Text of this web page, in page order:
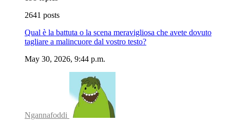
2641 posts
Qual è la battuta o la scena meravigliosa che avete dovuto
tagliare a malincuore dal vostro testo?
May 30, 2026, 9:44 p.m.
Ngannafoddi